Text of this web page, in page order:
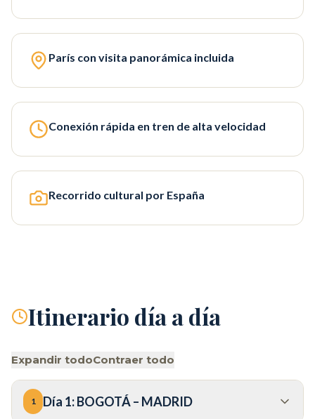
París con visita panorámica incluida
Conexión rápida en tren de alta velocidad
Recorrido cultural por España
Itinerario día a día
Expandir todoContraer todo
1 Día 1:BOGOTÁ – MADRID